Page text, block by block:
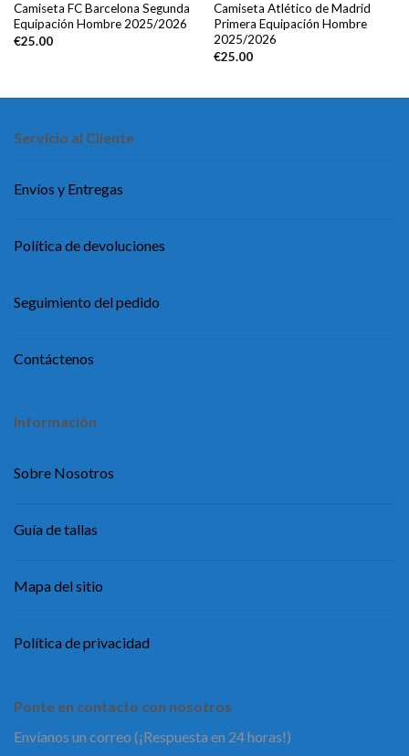
Camiseta FC Barcelona Segunda
Equipación Hombre 2025/2026
€25.00
Camiseta Atlético de Madrid
Primera Equipación Hombre
2025/2026
€25.00
Servicio al Cliente
Envíos y Entregas
Política de devoluciones
Seguimiento del pedido
Contáctenos
Información
Sobre Nosotros
Guía de tallas
Mapa del sitio
Política de privacidad
Ponte en contacto con nosotros
Envíanos un correo (¡Respuesta en 24 horas!)